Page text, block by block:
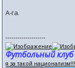
А-га.
--------------------
Футбольный клуб
я за такой национализм!!!